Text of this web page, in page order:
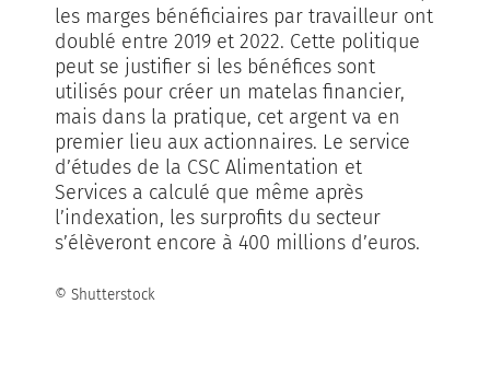
les marges bénéficiaires par travailleur ont
doublé entre 2019 et 2022. Cette politique
peut se justifier si les bénéfices sont
utilisés pour créer un matelas financier,
mais dans la pratique, cet argent va en
premier lieu aux actionnaires. Le service
d’études de la CSC Alimentation et
Services a calculé que même après
l’indexation, les surprofits du secteur
s’élèveront encore à 400 millions d’euros.
© Shutterstock